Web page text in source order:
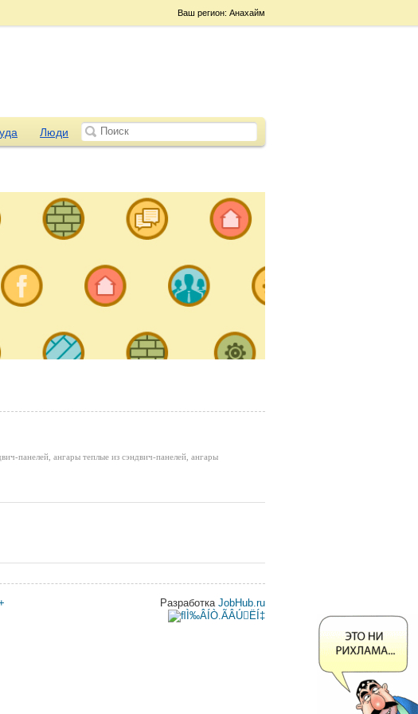
Ваш регион: Анахайм
Люди
панелей, ангары теплые из сэндвич-панелей, ангары
Разработка JobHub.ru